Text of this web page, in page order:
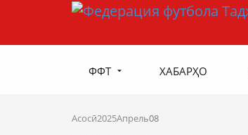
ФФТ ХАБАРҲО
Асосӣ2025Апрель08